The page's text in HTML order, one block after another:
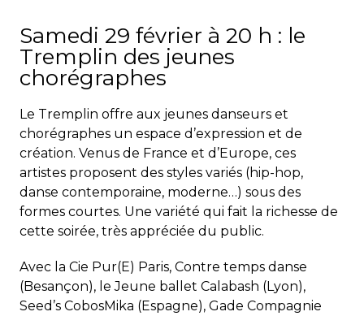
Samedi 29 février à 20 h : le
Tremplin des jeunes
chorégraphes
Le Tremplin offre aux jeunes danseurs et
chorégraphes un espace d’expression et de
création. Venus de France et d’Europe, ces
artistes proposent des styles variés (hip-hop,
danse contemporaine, moderne…) sous des
formes courtes. Une variété qui fait la richesse de
cette soirée, très appréciée du public.
Avec la Cie Pur(E) Paris, Contre temps danse
(Besançon), le Jeune ballet Calabash (Lyon),
Seed’s CobosMika (Espagne), Gade Compagnie